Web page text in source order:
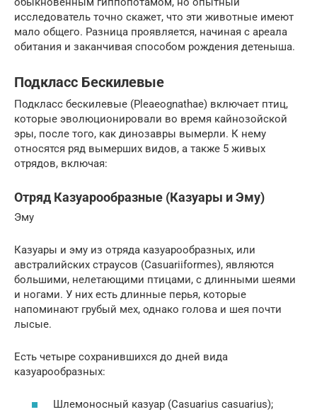
исследователь точно скажет, что эти животные имеют
мало общего. Разница проявляется, начиная с ареала
обитания и заканчивая способом рождения детеныша.
Подкласс Бескилевые
Подкласс бескилевые (Pleaeognathae) включает птиц,
которые эволюционировали во время кайнозойской
эры, после того, как динозавры вымерли. К нему
относятся ряд вымерших видов, а также 5 живых
отрядов, включая:
Отряд Казуарообразные (Казуары и Эму)
Эму
Казуары и эму из отряда казуарообразных, или
австралийских страусов (Casuariiformes), являются
большими, нелетающими птицами, с длинными шеями
и ногами. У них есть длинные перья, которые
напоминают грубый мех, однако голова и шея почти
лысые.
Есть четыре сохранившихся до дней вида
казуарообразных:
Шлемоносный казуар (Casuarius casuarius);